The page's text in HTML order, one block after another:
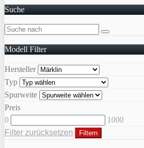
Suche
Modell Filter
Hersteller
Typ
Spurweite
Preis
0
1000
Filter zurücksetzen
Filtern